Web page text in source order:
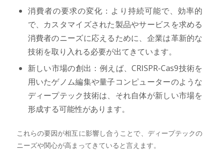
消費者の要求の変化：より持続可能で、効率的
で、カスタマイズされた製品やサービスを求める
消費者のニーズに応えるために、企業は革新的な
技術を取り入れる必要が出てきています。
新しい市場の創出：例えば、CRISPR-Cas9技術を
用いたゲノム編集や量子コンピューターのような
ディープテック技術は、それ自体が新しい市場を
形成する可能性があります。
これらの要因が相互に影響し合うことで、ディープテックの
ニーズや関心が高まってきていると言えます。